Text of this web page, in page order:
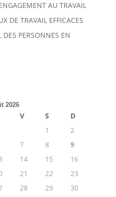
AU TRAVAIL
DE TRAVAIL EFFICACES
DES PERSONNES EN
2026
V S
D
1
2
7 8
9
14 15
16
21 22
23
28 29 30